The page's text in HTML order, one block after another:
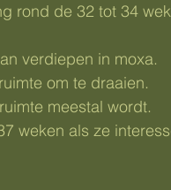
rond de 32 tot 34
verdiepen in moxa.
om te draaien.
meestal wordt.
weken als ze